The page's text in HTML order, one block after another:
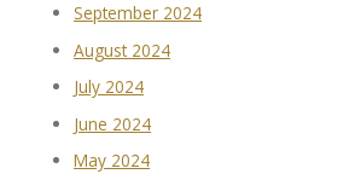
September 2024
August 2024
July 2024
June 2024
May 2024